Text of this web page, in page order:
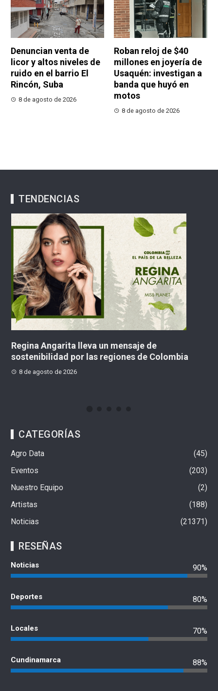
Denuncian venta de
licor y altos niveles de
ruido en el barrio El
Rincón, Suba
8 de agosto de 2026
Roban reloj de $40
millones en joyería de
Usaquén: investigan a
banda que huyó en
motos
8 de agosto de 2026
TENDENCIAS
Regina Angarita lleva un mensaje de
sostenibilidad por las regiones de Colombia
8 de agosto de 2026
CATEGORÍAS
Agro Data
45
Eventos
203
Nuestro Equipo
2
Artistas
188
Noticias
21371
RESEÑAS
Noticias 90%
Deportes 80%
Locales 70%
Cundinamarca 88%